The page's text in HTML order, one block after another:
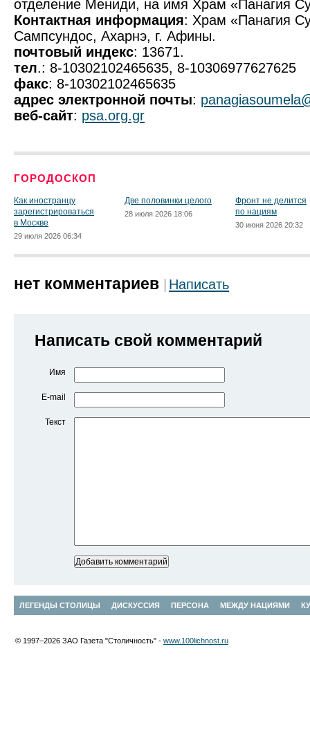
отделение Мениди, на имя Храм «Панагия
Контактная информация: Храм «Панагия
Сампсундос, Ахарнэ, г. Афины.
почтовый индекс: 13671.
тел.: 8-10302102465635, 8-10306977627625
факс: 8-10302102465635
адрес электронной почты:
веб-сайт: psa.org.gr
ГОРОДОСКОП
Как иностранцу
зарегистрироваться
в Москве
29 июля 2026 06:34
Две половинки целого
28 июля 2026 18:06
Фронт не делится
по нациям
30 июня 2026 20:32
нет комментариев Написать
Написать свой комментарий
Имя
E-mail
Текст
ЛЕГЕНДЫ СТОЛИЦЫ ДИСКУССИЯ ПЕРСОНА МЕЖДУ НАЦИЯМИ
© 1997–2026 ЗАО Газета "Столичность" - www.100lichnost.ru